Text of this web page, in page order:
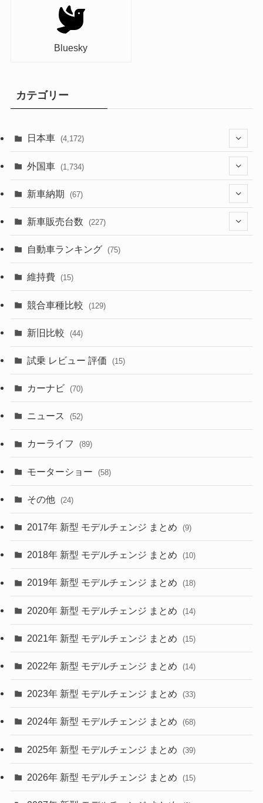
Bluesky
カテゴリー
日本車 (4,172)
(1,321)
(329)
(357)
(328)
(253)
外国車 (1,734)
(242)
(85)
(84)
(50)
(43)
(6)
(9)
(30)
(27)
(58)
(28)
(27)
(26)
(10)
(35)
(10)
(9)
(22)
(4)
(9)
(4)
新車納期 (67)
(28)
(8)
(3)
(3)
新車販売台数 (227)
(21)
(5)
(7)
自動車ランキング (75)
維持費 (15)
競合車種比較 (129)
新旧比較 (44)
試乗 レビュー 評価 (15)
カーナビ (70)
ニュース (52)
カーライフ (89)
モーターショー (58)
その他 (24)
2017年 新型 モデルチェンジ まとめ (9)
2018年 新型 モデルチェンジ まとめ (10)
2019年 新型 モデルチェンジ まとめ (18)
2020年 新型 モデルチェンジ まとめ (14)
2021年 新型 モデルチェンジ まとめ (15)
2022年 新型 モデルチェンジ まとめ (14)
2023年 新型 モデルチェンジ まとめ (33)
2024年 新型 モデルチェンジ まとめ (68)
2025年 新型 モデルチェンジ まとめ (39)
2026年 新型 モデルチェンジ まとめ (15)